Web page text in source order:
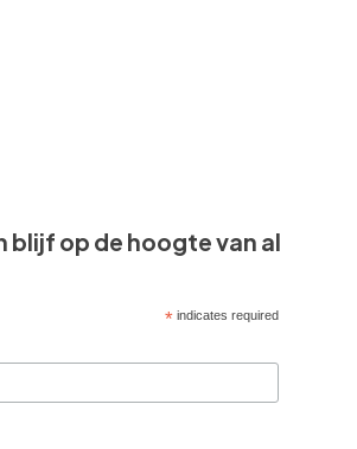
blijf op de hoogte van al
* indicates required